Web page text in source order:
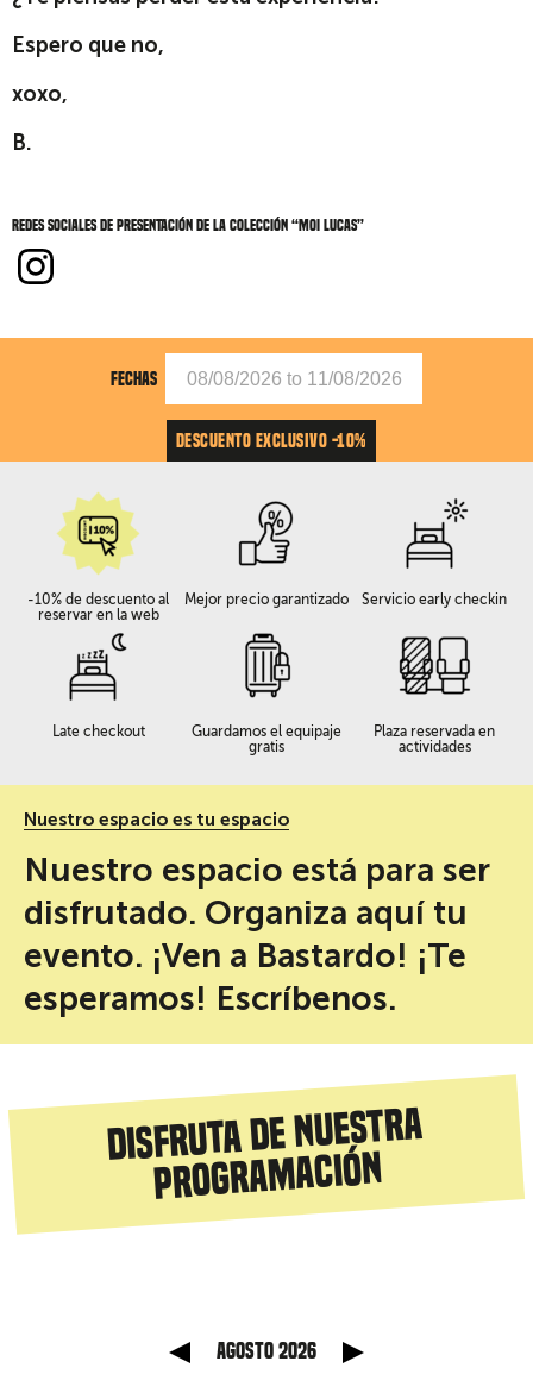
Espero que no,
xoxo,
B.
Redes sociales de Presentación de la colección “Moi Lucas”
FECHAS
DESCUENTO EXCLUSIVO -10%
-10% de descuento al
reservar en la web
Mejor precio garantizado Servicio early checkin
Late checkout
Guardamos el equipaje
gratis
Plaza reservada en
actividades
Nuestro espacio es tu espacio
Nuestro espacio está para ser
disfrutado. Organiza aquí tu
evento. ¡Ven a Bastardo! ¡Te
esperamos! Escríbenos.
Disfruta de nuestra
programación
agosto 2026